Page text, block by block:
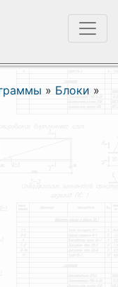
» Блоки »